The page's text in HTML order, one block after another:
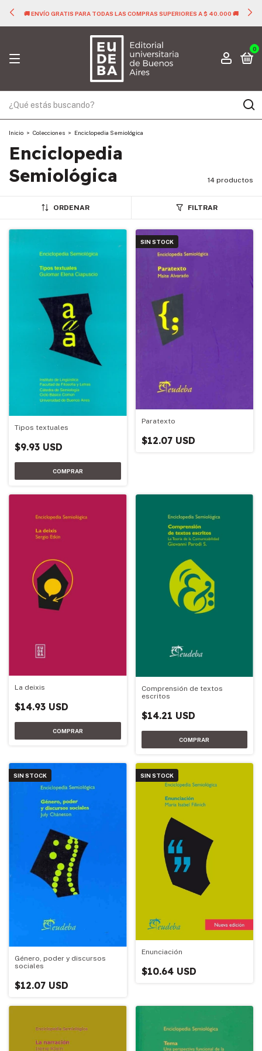
🚚 ENVÍO GRATIS PARA TODAS LAS COMPRAS SUPERIORES A $ 40.000 🚚
0
Inicio > Colecciones > Enciclopedia Semiológica
Enciclopedia
Semiológica
14 productos
ORDENAR FILTRAR
Tipos textuales
$9.93 USD
SIN STOCK
Paratexto
$12.07 USD
La deixis
$14.93 USD
Comprensión de textos
escritos
$14.21 USD
SIN STOCK
Género, poder y discursos
sociales
$12.07 USD
SIN STOCK
Enunciación
$10.64 USD